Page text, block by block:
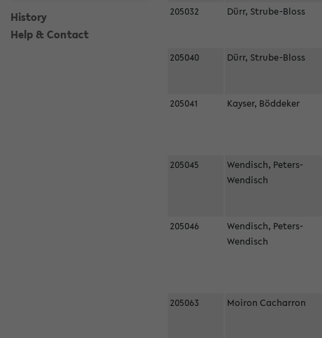
History
Help & Contact
205032 Dürr, Strube-Bloss
205040 Dürr, Strube-Bloss
205041 Kayser, Böddeker
205045
Wendisch, Peters-
Wendisch
205046
Wendisch, Peters-
Wendisch
205063 Moiron Cacharron